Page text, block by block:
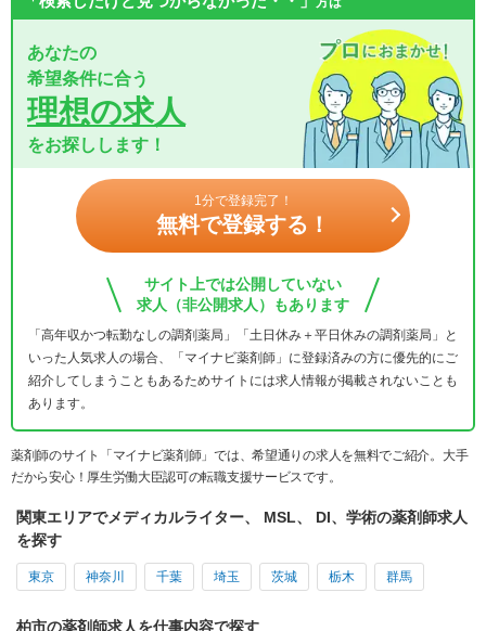
あなたの
希望条件に合う
理想の求人
をお探しします！
1分で登録完了！
無料で登録する！
サイト上では公開していない
求人（非公開求人）もあります
「高年収かつ転勤なしの調剤薬局」「土日休み＋平日休みの調剤薬局」と
いった人気求人の場合、「マイナビ薬剤師」に登録済みの方に優先的にご
紹介してしまうこともあるためサイトには求人情報が掲載されないことも
あります。
薬剤師のサイト「マイナビ薬剤師」では、希望通りの求人を無料でご紹介。大手
だから安心！厚生労働大臣認可の転職支援サービスです。
関東エリアでメディカルライター、 MSL、 DI、学術の薬剤師求人
を探す
東京 神奈川 千葉 埼玉 茨城 栃木 群馬
柏市の薬剤師求人を仕事内容で探す